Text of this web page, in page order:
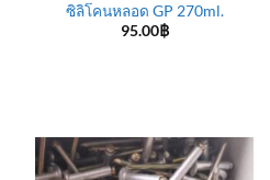
ซิลิโคนหลอด GP 270ml.
95.00฿